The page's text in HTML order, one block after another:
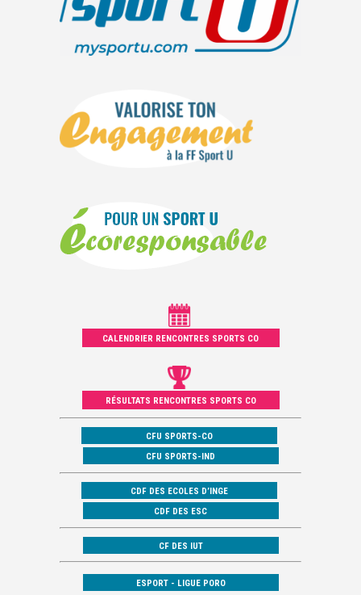
CALENDRIER RENCONTRES SPORTS CO
RÉSULTATS RENCONTRES SPORTS CO
CFU SPORTS-CO
CFU SPORTS-IND
CDF DES ECOLES D’INGE
CDF DES ESC
CF DES IUT
ESPORT - LIGUE PORO